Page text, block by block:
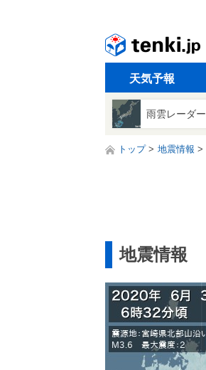
天気予報
雨雲レーダー
トップ 地震情報
地震情報